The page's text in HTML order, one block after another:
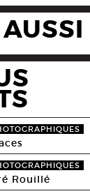
Rouillé